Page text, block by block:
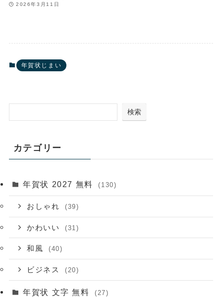
2026年3月11日
年賀状じまい
検索
カテゴリー
年賀状 2027 無料 (130)
おしゃれ (39)
かわいい (31)
和風 (40)
ビジネス (20)
年賀状 文字 無料 (27)